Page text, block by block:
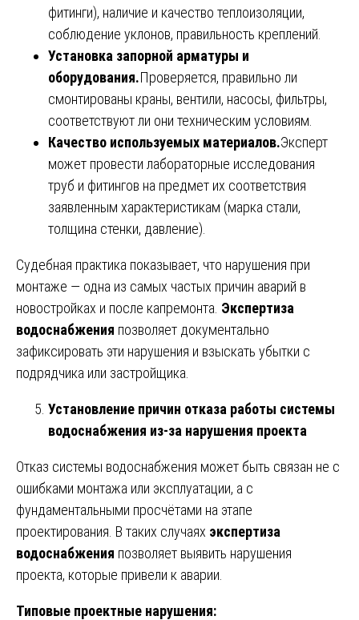
фитинги), наличие и качество теплоизоляции,
соблюдение уклонов, правильность креплений.
Установка запорной арматуры и
оборудования.Проверяется, правильно ли
смонтированы краны, вентили, насосы, фильтры,
соответствуют ли они техническим условиям.
Качество используемых материалов.Эксперт
может провести лабораторные исследования
труб и фитингов на предмет их соответствия
заявленным характеристикам (марка стали,
толщина стенки, давление).
Судебная практика показывает, что нарушения при
монтаже — одна из самых частых причин аварий в
новостройках и после капремонта. Экспертиза
водоснабжения позволяет документально
зафиксировать эти нарушения и взыскать убытки с
подрядчика или застройщика.
Установление причин отказа работы системы
водоснабжения из-за нарушения проекта
Отказ системы водоснабжения может быть связан не с
ошибками монтажа или эксплуатации, а с
фундаментальными просчётами на этапе
проектирования. В таких случаях экспертиза
водоснабжения позволяет выявить нарушения
проекта, которые привели к аварии.
Типовые проектные нарушения: